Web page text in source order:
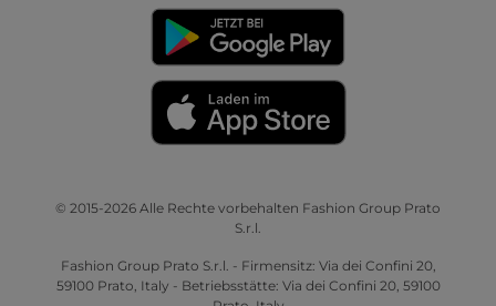
© 2015-2026 Alle Rechte vorbehalten Fashion Group Prato
S.r.l.
Fashion Group Prato S.r.l. - Firmensitz: Via dei Confini 20,
59100 Prato, Italy - Betriebsstätte: Via dei Confini 20, 59100